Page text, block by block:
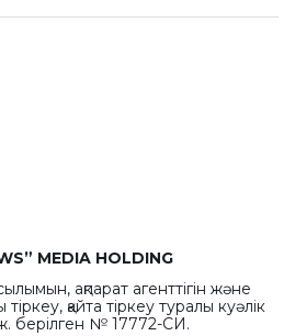
MEDIA HOLDING
ақпарат агенттігін және
қайта тіркеу туралы куәлік
берілген № 17772-СИ.